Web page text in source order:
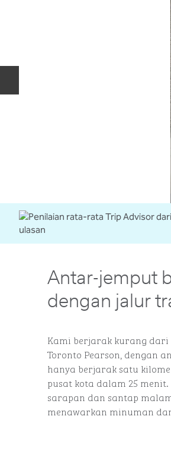
Antar-jemput
dengan jalur
Kami berjarak kurang
Toronto Pearson, dengan
hanya berjarak satu
pusat kota dalam 25
sarapan dan santap
menawarkan minuman